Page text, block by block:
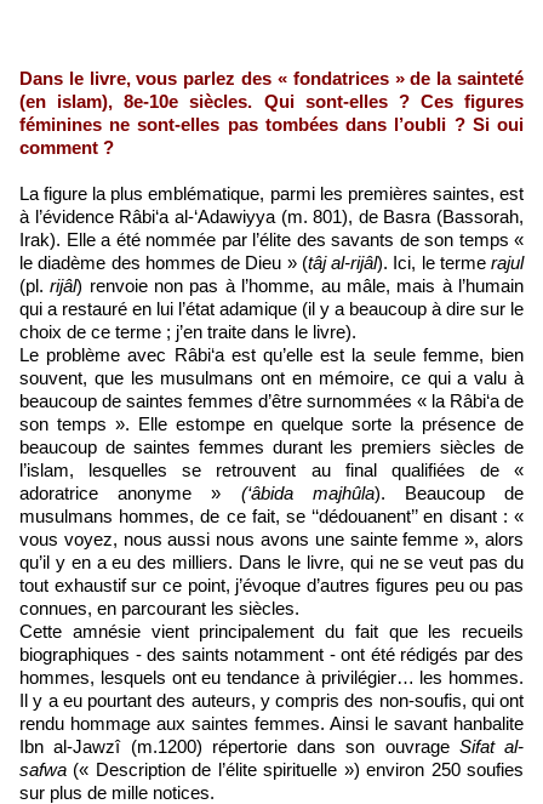
Dans le livre, vous parlez des « fondatrices » de la sainteté
(en islam), 8e-10e siècles. Qui sont-elles ? Ces figures
féminines ne sont-elles pas tombées dans l’oubli ? Si oui
comment ?
La figure la plus emblématique, parmi les premières saintes, est
à l’évidence Râbi‘a al-‘Adawiyya (m. 801), de Basra (Bassorah,
Irak). Elle a été nommée par l’élite des savants de son temps «
le diadème des hommes de Dieu » (tâj al-rijâl). Ici, le terme rajul
(pl.rijâl) renvoie non pas à l’homme, au mâle, mais à l’humain
qui a restauré en lui l’état adamique (il y a beaucoup à dire sur le
choix de ce terme ; j’en traite dans le livre).
Le problème avec Râbi‘a est qu’elle est la seule femme, bien
souvent, que les musulmans ont en mémoire, ce qui a valu à
beaucoup de saintes femmes d’être surnommées « la Râbi‘a de
son temps ». Elle estompe en quelque sorte la présence de
beaucoup de saintes femmes durant les premiers siècles de
l’islam, lesquelles se retrouvent au final qualifiées de «
adoratrice anonyme » (‘âbida majhûla). Beaucoup de
musulmans hommes, de ce fait, se ‘‘dédouanent’’ en disant : «
vous voyez, nous aussi nous avons une sainte femme », alors
qu’il y en a eu des milliers. Dans le livre, qui ne se veut pas du
tout exhaustif sur ce point, j’évoque d’autres figures peu ou pas
connues, en parcourant les siècles.
Cette amnésie vient principalement du fait que les recueils
biographiques - des saints notamment - ont été rédigés par des
hommes, lesquels ont eu tendance à privilégier… les hommes.
Il y a eu pourtant des auteurs, y compris des non-soufis, qui ont
rendu hommage aux saintes femmes. Ainsi le savant hanbalite
Ibn al-Jawzî (m.1200) répertorie dans son ouvrage Sifat al-
safwa (« Description de l’élite spirituelle ») environ 250 soufies
sur plus de mille notices.